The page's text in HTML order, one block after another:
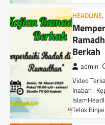
HEADLINE,
Berkah
admin
Video
Inabah :
Teluk